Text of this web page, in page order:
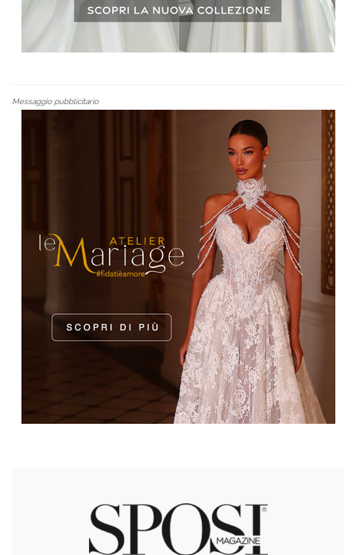
Messaggio pubblicitario